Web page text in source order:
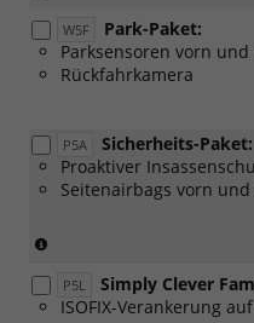
und
[TV-
W5P]
"ecoSuite",
[TF-
W5N]
oder
[TC-
Verbindung
mit:
[4E6]
mit
Komfortöffnung
"Virtual
W5F
Park-Paket:
Parksensoren vorn
Rückfahrkamera
P5A
Sicherheits-Paket:
Proaktiver
Seitenairbags vorn
Verbindung
mit:
P5L
Simply Clever
ISOFIX-Verankerung